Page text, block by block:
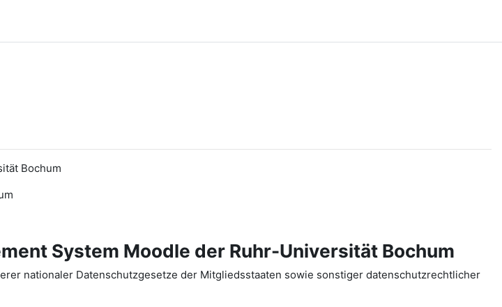
Bochum
System Moodle der Ruhr-Universität Bochum
nationaler Datenschutzgesetze der Mitgliedsstaaten sowie sonstiger datenschutzrechtlicher